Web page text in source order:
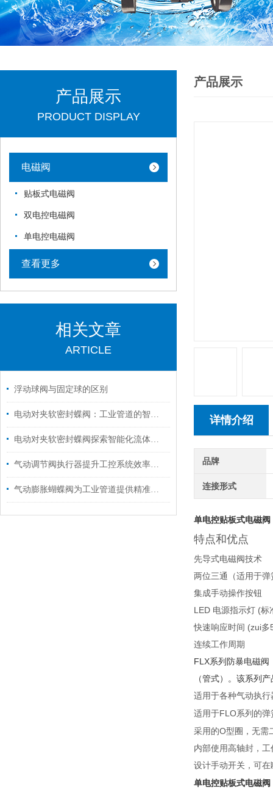
产品展示
详情介绍
品牌
连接形式
单电控贴板式电磁
特点和优点
先导式电磁阀技术
两位三通（适用于
集成手动操作按钮
LED 电源指示灯 (标
快速响应时间 (zui多
连续工作周期
FLX系列防暴电磁阀
（管式）。该系列
适用于各种气动执
适用于FLO系列的
采用的O型圈，无需
内部使用高轴封，
设计手动开关，可
单电控贴板式电磁阀
产品展示
PRODUCT DISPLAY
电磁阀
贴板式电磁阀
双电控电磁阀
单电控电磁阀
查看更多
相关文章
ARTICLE
浮动球阀与固定球的区别
电动对夹软密封蝶阀：工业管道的智慧守护者
电动对夹软密封蝶阀探索智能化流体控制的未来
气动调节阀执行器提升工控系统效率的智能设备
气动膨胀蝴蝶阀为工业管道提供精准调节解决方案